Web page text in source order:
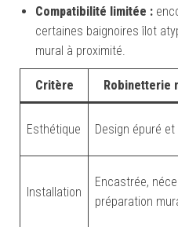
Compatibilité limitée :
certaines baignoires îlot
mural à proximité.
Critère Robinetterie
Esthétique Design épuré
Installation
Encastrée,
préparation